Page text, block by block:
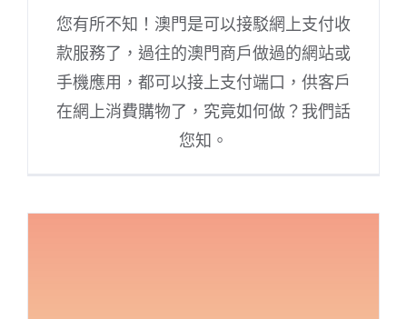
您有所不知！澳門是可以接駁網上支付收
款服務了，過往的澳門商戶做過的網站或
手機應用，都可以接上支付端口，供客戶
在網上消費購物了，究竟如何做？我們話
您知。